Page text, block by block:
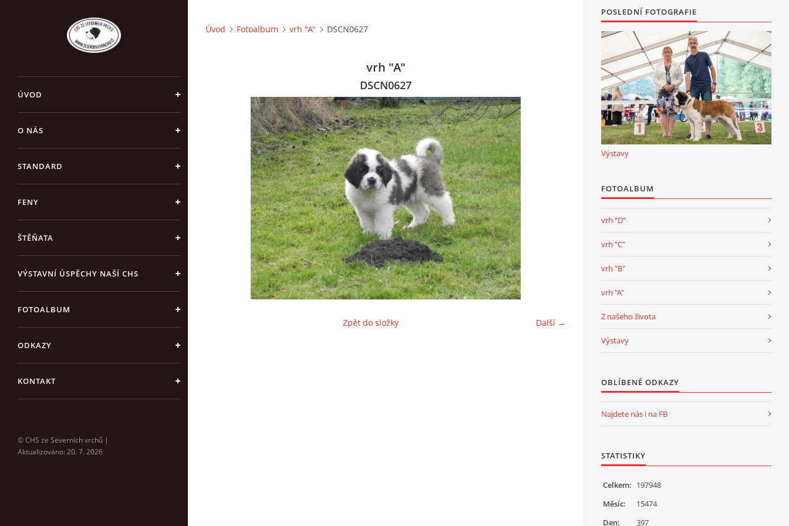
ÚVOD
O NÁS
STANDARD
FENY
ŠTĚŇATA
VÝSTAVNÍ ÚSPĚCHY NAŠÍ CHS
FOTOALBUM
ODKAZY
KONTAKT
© CHS ze Severních vrchů |
Aktualizováno: 20. 7. 2026
Úvod Fotoalbum vrh "A" DSCN0627
vrh "A"
DSCN0627
Další →
Zpět do složky
POSLEDNÍ FOTOGRAFIE
Výstavy
FOTOALBUM
vrh "D"
vrh "C"
vrh "B"
vrh "A"
Z našeho života
Výstavy
OBLÍBENÉ ODKAZY
Najdete nás i na FB
STATISTIKY
Celkem: 197948
Měsíc:
15474
Den:
397